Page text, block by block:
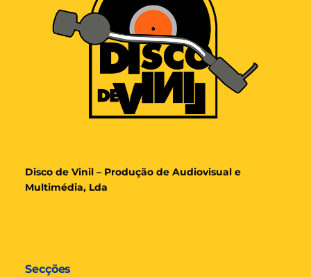
Disco de Vinil – Produção de Audiovisual e
Multimédia, Lda
Secções